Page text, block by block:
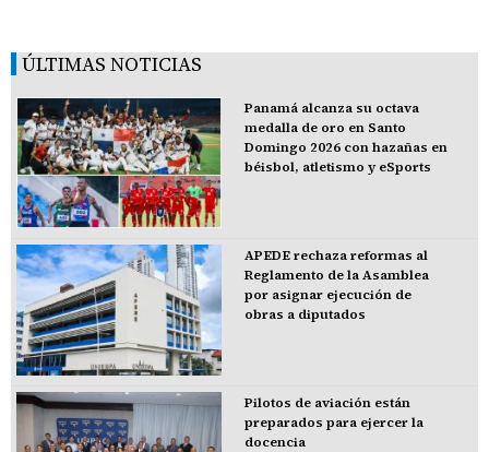
ÚLTIMAS NOTICIAS
Panamá alcanza su octava
medalla de oro en Santo
Domingo 2026 con hazañas en
béisbol, atletismo y eSports
APEDE rechaza reformas al
Reglamento de la Asamblea
por asignar ejecución de
obras a diputados
Pilotos de aviación están
preparados para ejercer la
docencia